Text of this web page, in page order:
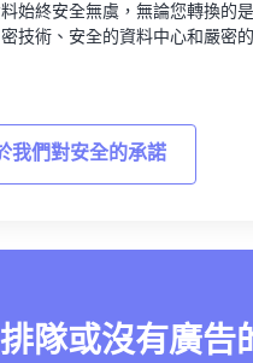
始終安全無虞，無論您轉換的
技術、安全的資料中心和嚴密
我們對安全的承諾
隊或沒有廣告